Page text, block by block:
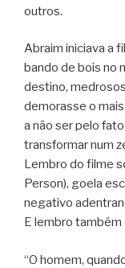
outros.
Abraim iniciava a
bando de bois no
destino,
demorasse o
a não ser pelo
transformar num
Lembro do filme
Person), goela
negativo
E lembro
“O homem,